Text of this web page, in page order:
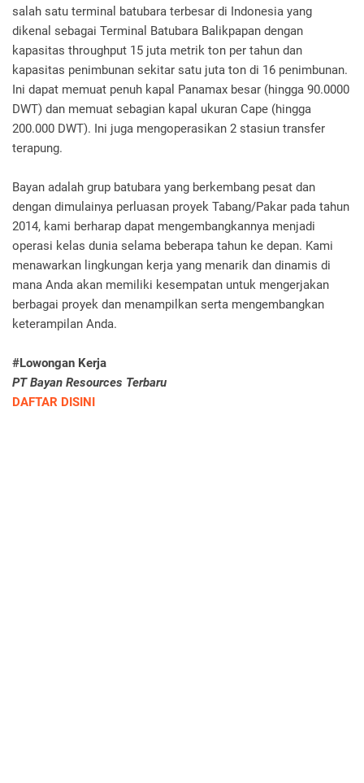
salah satu terminal batubara terbesar di Indonesia yang
dikenal sebagai Terminal Batubara Balikpapan dengan
kapasitas throughput 15 juta metrik ton per tahun dan
kapasitas penimbunan sekitar satu juta ton di 16 penimbunan.
Ini dapat memuat penuh kapal Panamax besar (hingga 90.0000
DWT) dan memuat sebagian kapal ukuran Cape (hingga
200.000 DWT). Ini juga mengoperasikan 2 stasiun transfer
terapung.
Bayan adalah grup batubara yang berkembang pesat dan
dengan dimulainya perluasan proyek Tabang/Pakar pada tahun
2014, kami berharap dapat mengembangkannya menjadi
operasi kelas dunia selama beberapa tahun ke depan. Kami
menawarkan lingkungan kerja yang menarik dan dinamis di
mana Anda akan memiliki kesempatan untuk mengerjakan
berbagai proyek dan menampilkan serta mengembangkan
keterampilan Anda.
#Lowongan Kerja
PT Bayan Resources Terbaru
DAFTAR DISINI